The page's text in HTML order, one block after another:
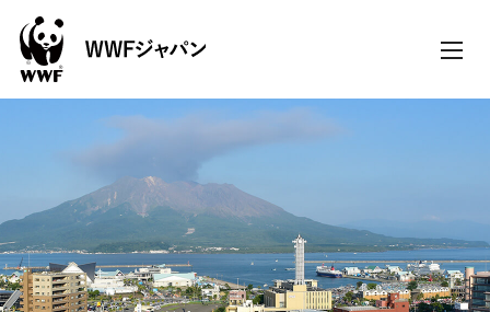
toggle